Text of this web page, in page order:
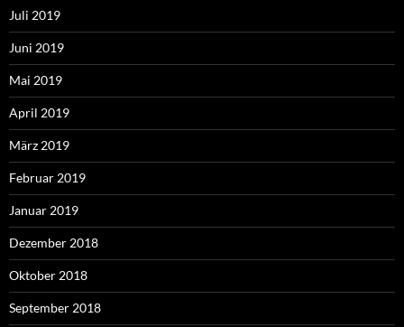
Juli 2019
Juni 2019
Mai 2019
April 2019
März 2019
Februar 2019
Januar 2019
Dezember 2018
Oktober 2018
September 2018